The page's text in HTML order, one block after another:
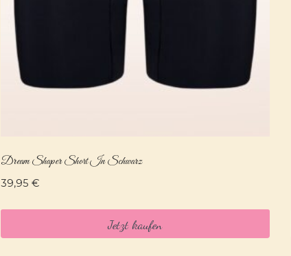
Dream Shaper Short In Schwarz
39,95 €
Jetzt kaufen